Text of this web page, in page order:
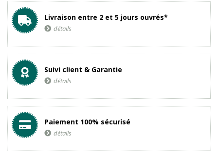
Livraison entre 2 et 5 jours ouvrés*
détails
Suivi client & Garantie
détails
Paiement 100% sécurisé
détails